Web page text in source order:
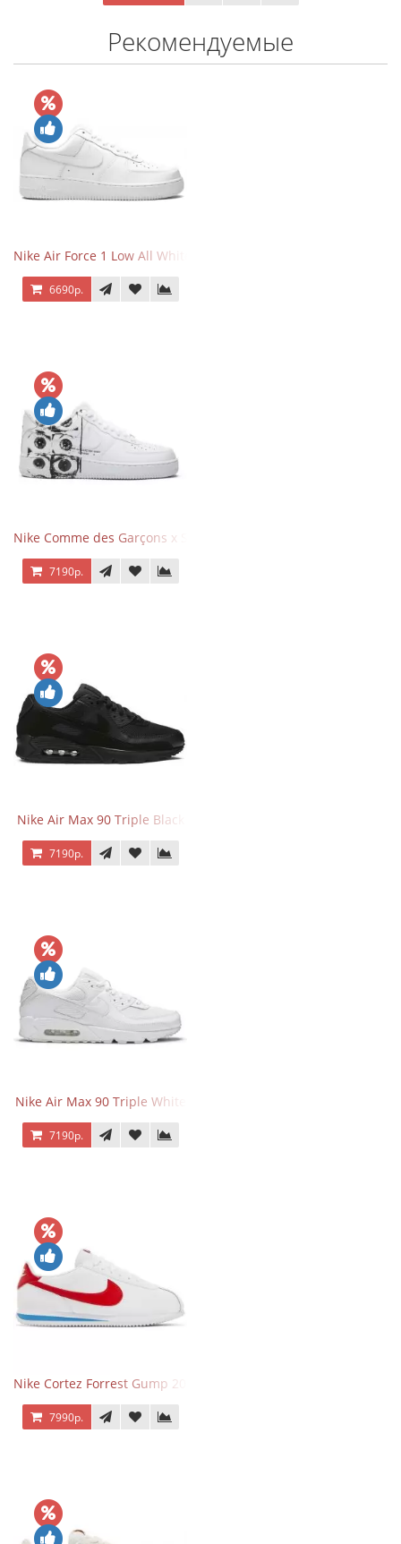
Рекомендуемые
Nike Air Force 1 Low All White
6690р.
Nike Comme des Garçons x Supreme x Air Force 1 Low Eyes
7190р.
Nike Air Max 90 Triple Black
7190р.
Nike Air Max 90 Triple White
7190р.
Nike Cortez Forrest Gump 2024
7990р.